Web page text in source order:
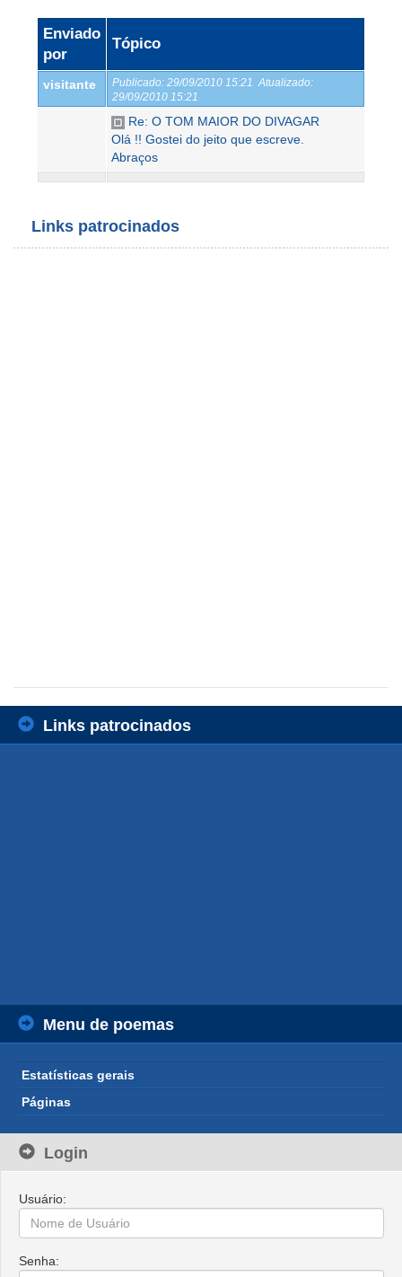
Enviado
por
Tópico
visitante Publicado: 29/09/2010 15:21 Atualizado:
29/09/2010 15:21
Re: O TOM MAIOR DO DIVAGAR
Olá !! Gostei do jeito que escreve.
Abraços
Links patrocinados
Links patrocinados
Menu de poemas
Estatísticas gerais
Páginas
Login
Usuário:
Senha: